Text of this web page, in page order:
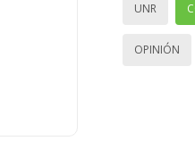
UNR
OPINIÓN